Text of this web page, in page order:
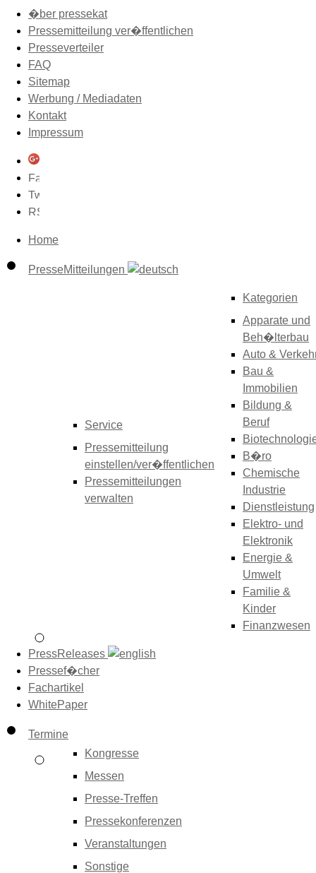
�ber pressekat
Pressemitteilung ver�ffentlichen
Presseverteiler
FAQ
Sitemap
Werbung / Mediadaten
Kontakt
Impressum
Home
PresseMitteilungen
Service
Pressemitteilung
einstellen/ver�ffentlichen
Pressemitteilungen
verwalten
Kategorien
Apparate und
Beh�lterbau
Auto &
Bau &
Immobilien
Bildung &
Beruf
B�ro
Chemische
Industrie
Dienstleistung
Elektro- und
Elektronik
Energie &
Umwelt
Familie &
Kinder
Finanzwesen
PressReleases
Pressef�cher
Fachartikel
WhitePaper
Termine
Kongresse
Messen
Presse-Treffen
Pressekonferenzen
Veranstaltungen
Sonstige